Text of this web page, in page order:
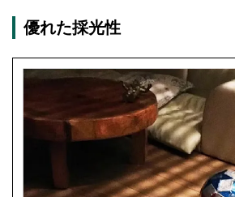
優れた採光性